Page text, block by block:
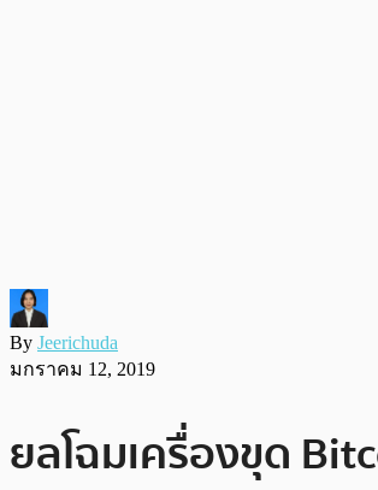
By Jeerichuda
มกราคม 12, 2019
ยลโฉมเครื่องขุด